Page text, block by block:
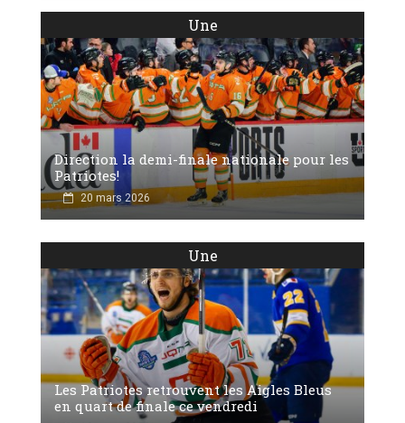
Une
Direction la demi-finale nationale pour les
Patriotes!
20 mars 2026
Une
Les Patriotes retrouvent les Aigles Bleus
en quart de finale ce vendredi